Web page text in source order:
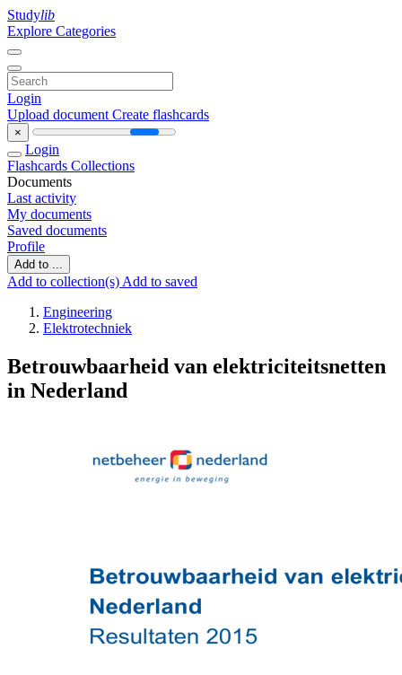
Studylib
Explore Categories
Login
Upload document Create flashcards
×
Login
Flashcards Collections
Documents
Last activity
My documents
Saved documents
Profile
Add to ...
Add to collection(s) Add to saved
Engineering
Elektrotechniek
Betrouwbaarheid van elektriciteitsnetten
in Nederland